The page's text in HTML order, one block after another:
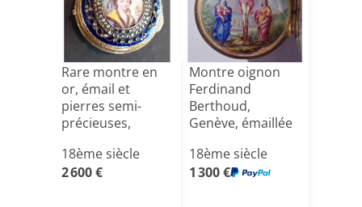
Rare montre en
or, émail et
pierres semi-
précieuses,
18ème siècle
2 600 €
Montre oignon
Ferdinand
Berthoud,
Genève, émaillée
18ème siècle
1 300 €